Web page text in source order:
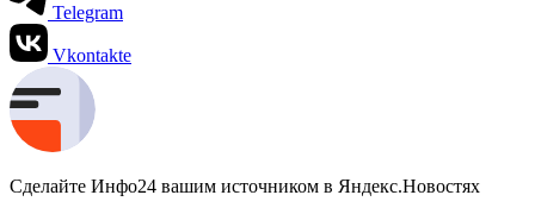
Telegram
Vkontakte
Сделайте Инфо24 вашим источником в Яндекс.Новостях